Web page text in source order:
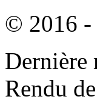
© 2016 -
Rendu